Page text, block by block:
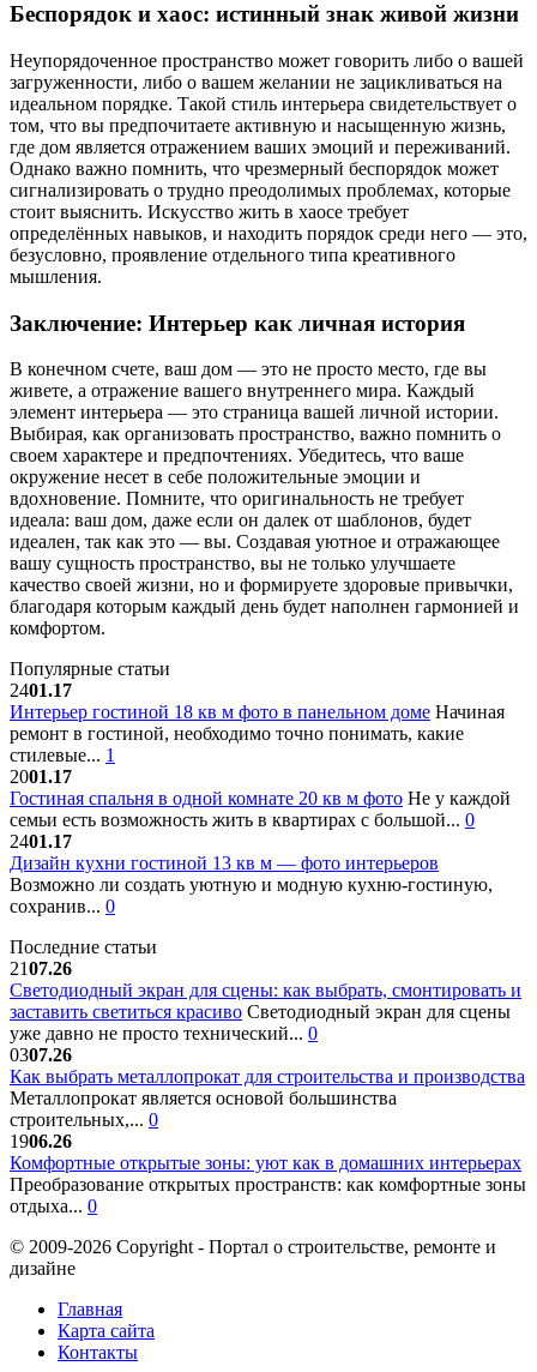
Беспорядок и хаос: истинный знак живой жизни
Неупорядоченное пространство может говорить либо о вашей
загруженности, либо о вашем желании не зацикливаться на
идеальном порядке. Такой стиль интерьера свидетельствует о
том, что вы предпочитаете активную и насыщенную жизнь,
где дом является отражением ваших эмоций и переживаний.
Однако важно помнить, что чрезмерный беспорядок может
сигнализировать о трудно преодолимых проблемах, которые
стоит выяснить. Искусство жить в хаосе требует
определённых навыков, и находить порядок среди него — это,
безусловно, проявление отдельного типа креативного
мышления.
Заключение: Интерьер как личная история
В конечном счете, ваш дом — это не просто место, где вы
живете, а отражение вашего внутреннего мира. Каждый
элемент интерьера — это страница вашей личной истории.
Выбирая, как организовать пространство, важно помнить о
своем характере и предпочтениях. Убедитесь, что ваше
окружение несет в себе положительные эмоции и
вдохновение. Помните, что оригинальность не требует
идеала: ваш дом, даже если он далек от шаблонов, будет
идеален, так как это — вы. Создавая уютное и отражающее
вашу сущность пространство, вы не только улучшаете
качество своей жизни, но и формируете здоровые привычки,
благодаря которым каждый день будет наполнен гармонией и
комфортом.
Популярные статьи
2401.17
Интерьер гостиной 18 кв м фото в панельном доме Начиная
ремонт в гостиной, необходимо точно понимать, какие
стилевые... 1
2001.17
Гостиная спальня в одной комнате 20 кв м фото Не у каждой
семьи есть возможность жить в квартирах с большой... 0
2401.17
Дизайн кухни гостиной 13 кв м — фото интерьеров
Возможно ли создать уютную и модную кухню-гостиную,
сохранив... 0
Последние статьи
2107.26
Светодиодный экран для сцены: как выбрать, смонтировать и
заставить светиться красиво Светодиодный экран для сцены
уже давно не просто технический... 0
0307.26
Как выбрать металлопрокат для строительства и производства
Металлопрокат является основой большинства
строительных,... 0
1906.26
Комфортные открытые зоны: уют как в домашних интерьерах
Преобразование открытых пространств: как комфортные зоны
отдыха... 0
© 2009-2026 Copyright - Портал о строительстве, ремонте и
дизайне
Главная
Карта сайта
Контакты